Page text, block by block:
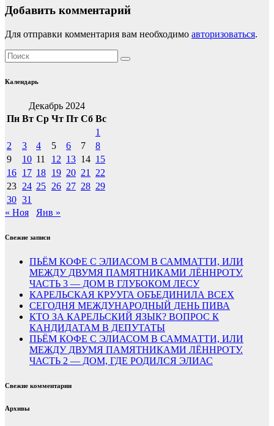
Добавить комментарий
Для отправки комментария вам необходимо авторизоваться.
Календарь
Декабрь 2024
Пн Вт Ср Чт Пт Сб Вс
1
2
3 4 5 6 7
8
9
10 11 12 13 14 15
16 17 18 19 20 21
22
23 24 25 26 27 28 29
30 31
« Ноя
Янв »
Свежие записи
ПЬЁМ КОФЕ С ЭЛИАСОМ В САММАТТИ, ИЛИ
МЕЖДУ ДВУМЯ ПАМЯТНИКАМИ ЛЁННРОТУ.
ЧАСТЬ 3 — ДОМ В ГЛУБОКОМ ЛЕСУ
КАРЕЛЬСКАЯ КРУУГА ОБЪЕДИНИЛА ВСЕХ
СЕГОДНЯ МЕЖДУНАРОДНЫЙ ДЕНЬ ПИВА
КТО ЗА КАРЕЛЬСКИЙ ЯЗЫК? ВОПРОС К
КАНДИДАТАМ В ДЕПУТАТЫ
ПЬЁМ КОФЕ С ЭЛИАСОМ В САММАТТИ, ИЛИ
МЕЖДУ ДВУМЯ ПАМЯТНИКАМИ ЛЁННРОТУ.
ЧАСТЬ 2 — ДОМ, ГДЕ РОДИЛСЯ ЭЛИАС
Свежие комментарии
Архивы